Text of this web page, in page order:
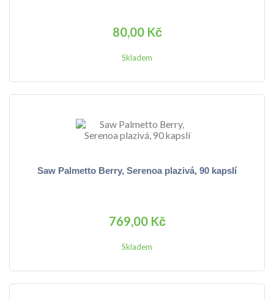
80,00 Kč
Skladem
Saw Palmetto Berry, Serenoa plazivá, 90 kapslí
769,00 Kč
Skladem